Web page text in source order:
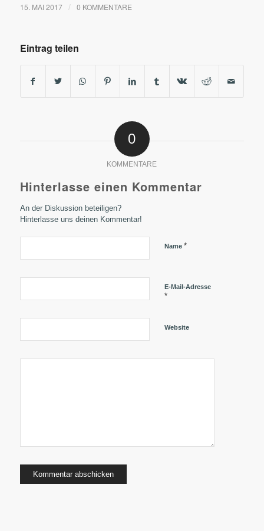
15. MAI 2017 / 0 KOMMENTARE
Eintrag teilen
0
KOMMENTARE
Hinterlasse einen Kommentar
An der Diskussion beteiligen?
Hinterlasse uns deinen Kommentar!
Name *
E-Mail-Adresse
*
Website